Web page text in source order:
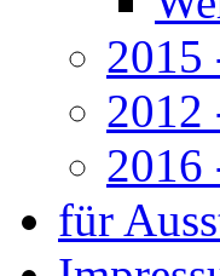
2015
2012
2016
für